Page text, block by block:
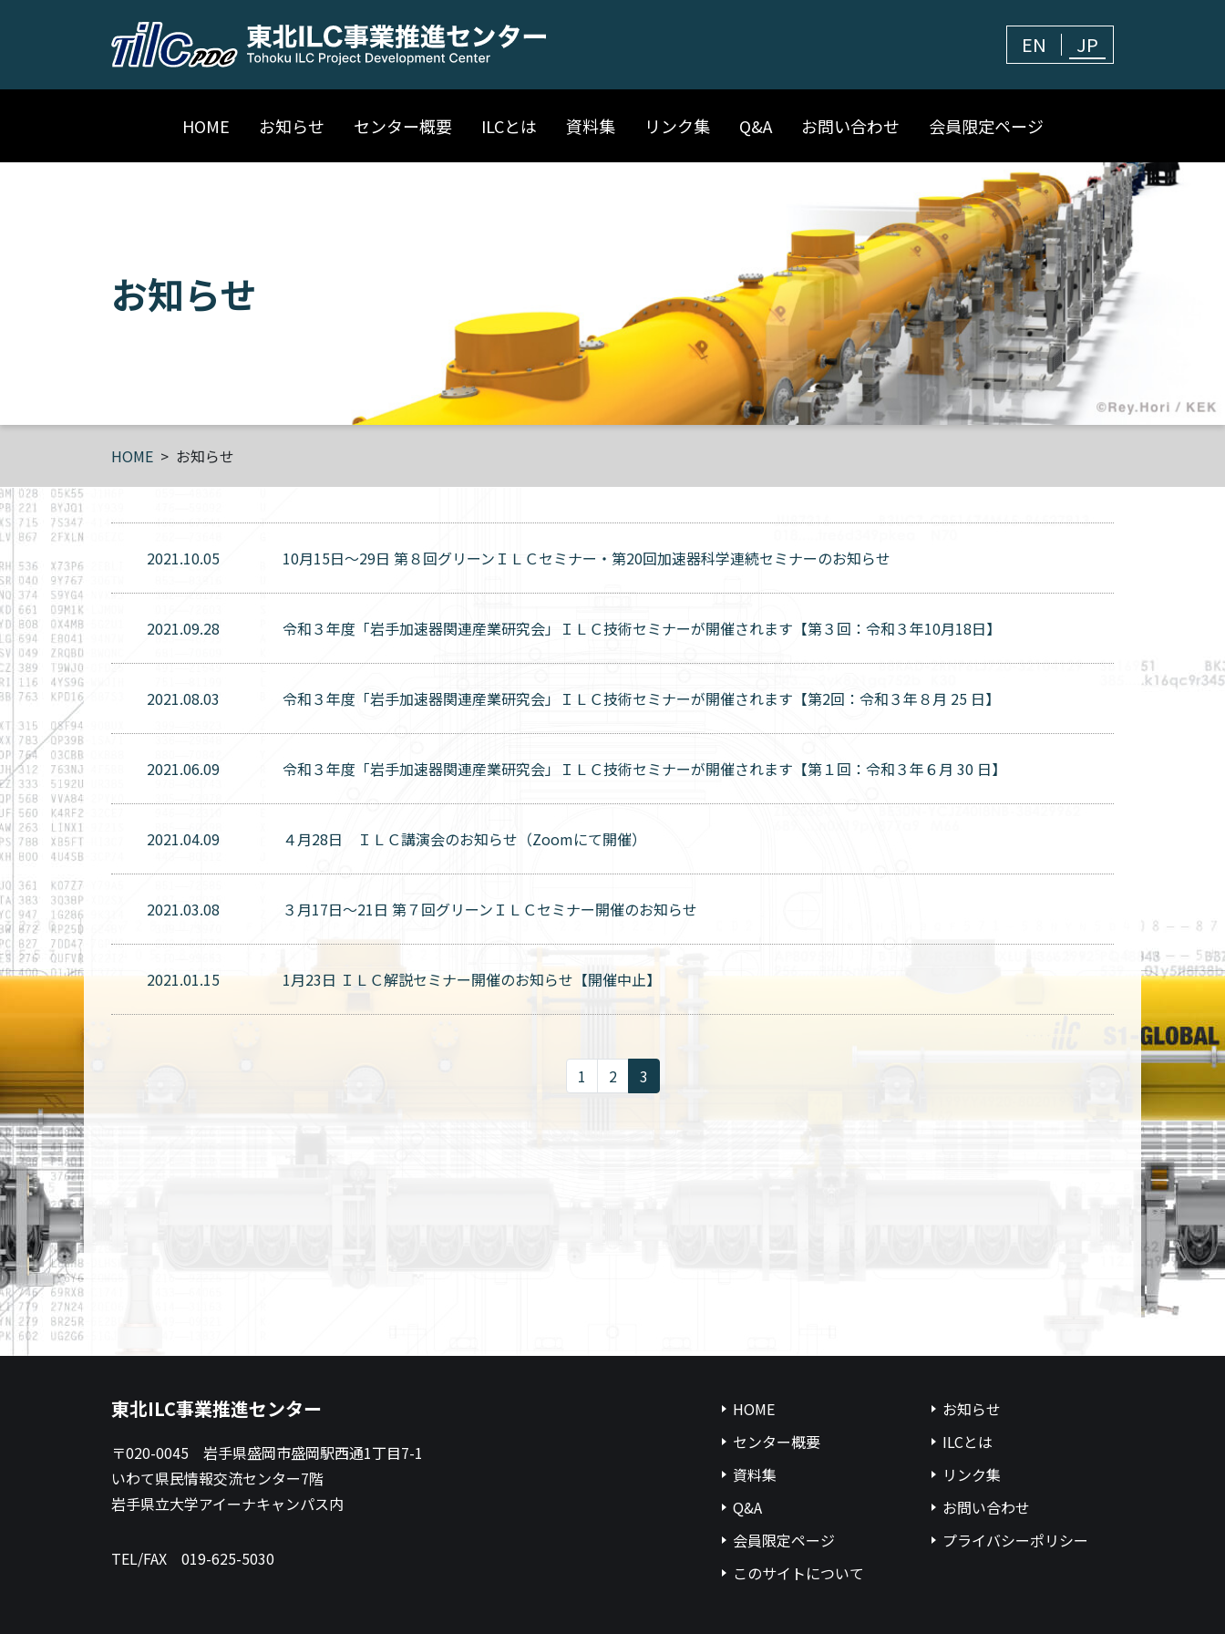
EN JP
HOME お知らせ センター概要 ILCとは 資料集 リンク集 Q&A お問い合わせ 会員限定ページ
お知らせ
HOME お知らせ
2021.10.05 10月15日～29日 第８回グリーンＩＬＣセミナー・第20回加速器科学連続セミナーのお知らせ
2021.09.28 令和３年度「岩手加速器関連産業研究会」ＩＬＣ技術セミナーが開催されます【第３回：令和３年10月18日】
2021.08.03 令和３年度「岩手加速器関連産業研究会」ＩＬＣ技術セミナーが開催されます【第2回：令和３年８月 25 日】
2021.06.09 令和３年度「岩手加速器関連産業研究会」ＩＬＣ技術セミナーが開催されます【第１回：令和３年６月 30 日】
2021.04.09 ４月28日 ＩＬＣ講演会のお知らせ（Zoomにて開催）
2021.03.08 ３月17日～21日 第７回グリーンＩＬＣセミナー開催のお知らせ
2021.01.15 1月23日 ＩＬＣ解説セミナー開催のお知らせ【開催中止】
1 2 3（現在のページ）
東北ILC事業推進センター
〒020-0045 岩手県盛岡市盛岡駅西通1丁目7-1
いわて県民情報交流センター7階
岩手県立大学アイーナキャンパス内
TEL/FAX 019-625-5030
HOME
お知らせ
センター概要
ILCとは
資料集
リンク集
Q&A
お問い合わせ
会員限定ページ
プライバシーポリシー
このサイトについて